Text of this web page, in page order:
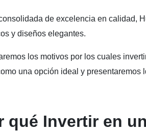
de excelencia en calidad,
y diseños elegantes.
los motivos por los cuales
una opción ideal y presentaremos
qué Invertir en